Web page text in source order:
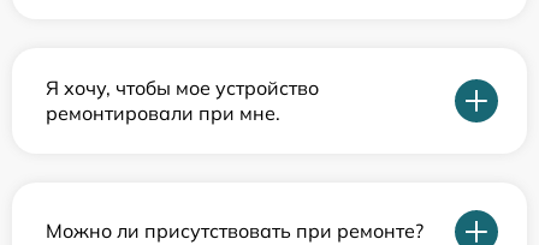
Я хочу, чтобы мое устройство
ремонтировали при мне.
Можно ли присутствовать при ремонте?